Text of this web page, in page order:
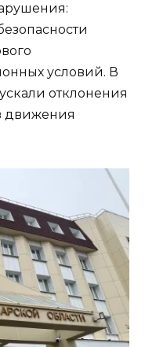
условий. В
отклонения
движения